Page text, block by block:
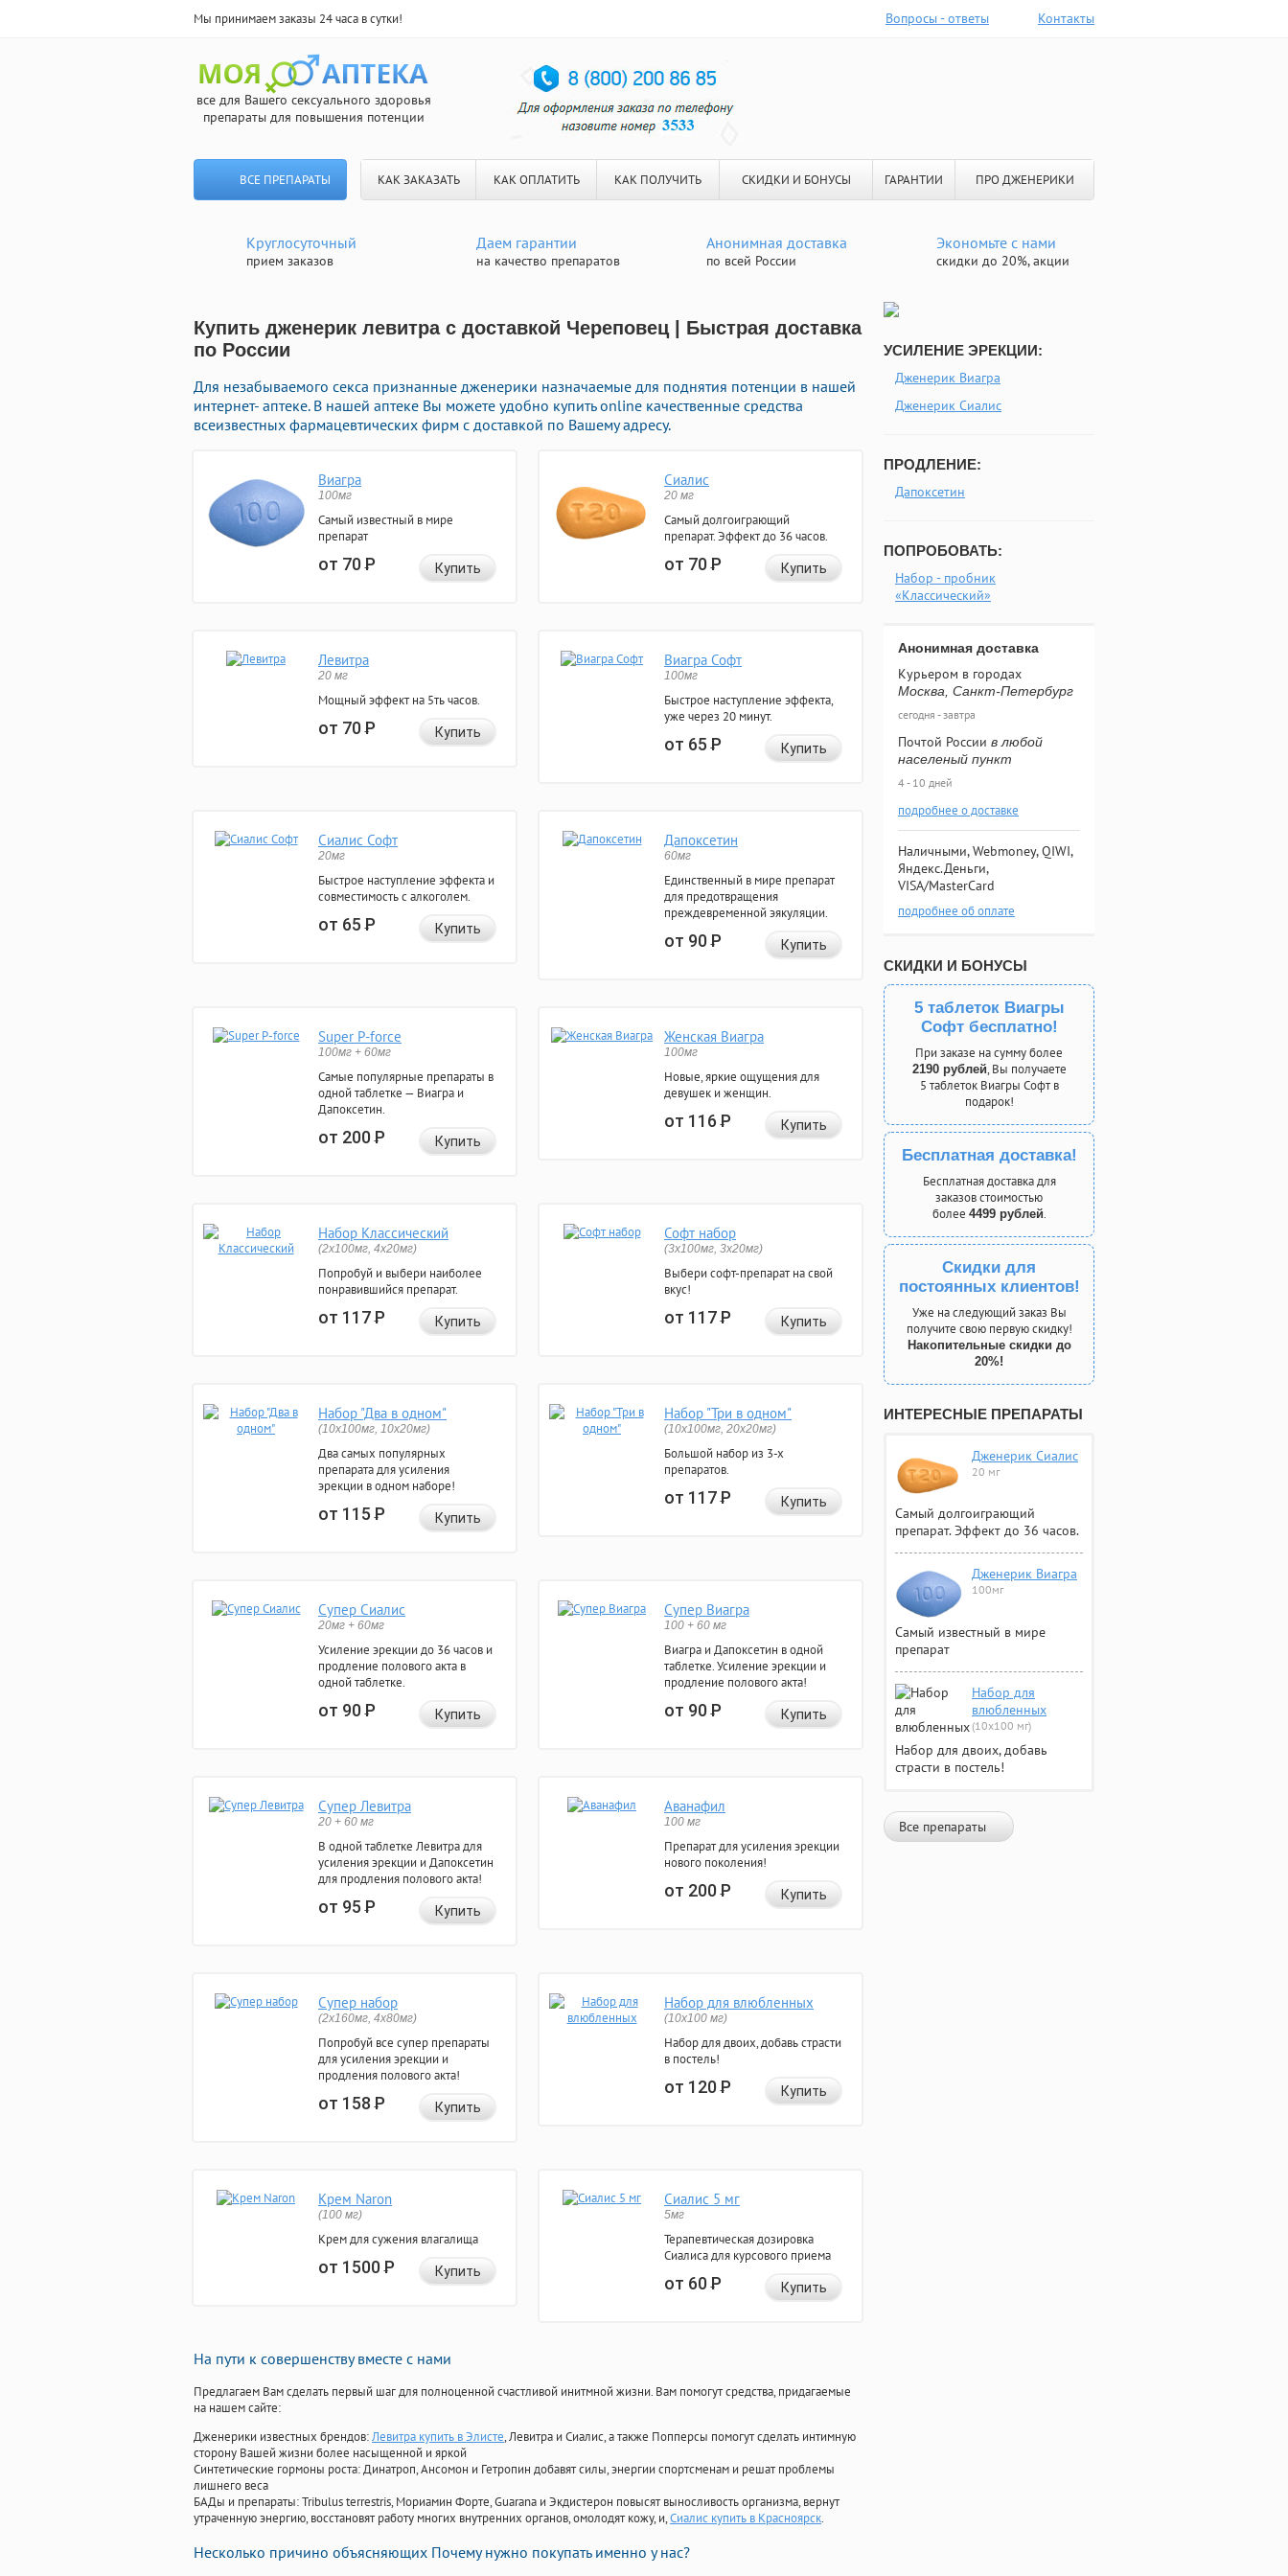
Мы принимаем заказы 24 часа в сутки! Вопросы - ответы Контакты
все для Вашего сексуального здоровья
препараты для повышения потенции
ВСЕ ПРЕПАРАТЫ КАК ЗАКАЗАТЬ КАК ОПЛАТИТЬ КАК ПОЛУЧИТЬ СКИДКИ И БОНУСЫ ГАРАНТИИ ПРО ДЖЕНЕРИКИ
Круглосуточный
прием заказов
Даем гарантии
на качество препаратов
Анонимная доставка
по всей России
Экономьте с нами
скидки до 20%, акции
Купить дженерик левитра с доставкой Череповец | Быстрая доставка
по России
Для незабываемого секса признанные дженерики назначаемые для поднятия потенции в нашей
интернет- аптеке. В нашей аптеке Вы можете удобно купить online качественные средства
всеизвестных фармацевтических фирм с доставкой по Вашему адресу.
Виагра
100мг
Самый известный в мире
препарат
от 70Р Купить
Сиалис
20 мг
Самый долгоиграющий
препарат. Эффект до 36 часов.
от 70Р Купить
Левитра
20 мг
Мощный эффект на 5ть часов.
от 70Р Купить
Виагра Софт
100мг
Быстрое наступление эффекта,
уже через 20 минут.
от 65Р Купить
Сиалис Софт
20мг
Быстрое наступление эффекта и
совместимость с алкоголем.
от 65Р Купить
Дапоксетин
60мг
Единственный в мире препарат
для предотвращения
преждевременной эякуляции.
от 90Р Купить
Super P-force
100мг + 60мг
Самые популярные препараты в
одной таблетке — Виагра и
Дапоксетин.
от 200Р Купить
Женская Виагра
100мг
Новые, яркие ощущения для
девушек и женщин.
от 116Р Купить
Набор Классический
(2x100мг, 4x20мг)
Попробуй и выбери наиболее
понравившийся препарат.
от 117Р Купить
Софт набор
(3x100мг, 3x20мг)
Выбери софт-препарат на свой
вкус!
от 117Р Купить
Набор "Два в одном"
(10x100мг, 10x20мг)
Два самых популярных
препарата для усиления
эрекции в одном наборе!
от 115Р Купить
Набор "Три в одном"
(10x100мг, 20x20мг)
Большой набор из 3-х
препаратов.
от 117Р Купить
Супер Сиалис
20мг + 60мг
Усиление эрекции до 36 часов и
продление полового акта в
одной таблетке.
от 90Р Купить
Супер Виагра
100 + 60 мг
Виагра и Дапоксетин в одной
таблетке. Усиление эрекции и
продление полового акта!
от 90Р Купить
Супер Левитра
20 + 60 мг
В одной таблетке Левитра для
усиления эрекции и Дапоксетин
для продления полового акта!
от 95Р Купить
Аванафил
100 мг
Препарат для усиления эрекции
нового поколения!
от 200Р Купить
Супер набор
(2х160мг, 4х80мг)
Попробуй все супер препараты
для усиления эрекции и
продления полового акта!
от 158Р Купить
Набор для влюбленных
(10х100 мг)
Набор для двоих, добавь страсти
в постель!
от 120Р Купить
Крем Naron
(100 мг)
Крем для сужения влагалища
от 1500Р Купить
Сиалис 5 мг
5мг
Терапевтическая дозировка
Сиалиса для курсового приема
от 60Р Купить
На пути к совершенству вместе с нами
Предлагаем Вам сделать первый шаг для полноценной счастливой инитмной жизни. Вам помогут средства, придагаемые
на нашем сайте:
Дженерики известных брендов:Левитра купить в Элисте, Левитра и Сиалис, а также Попперсы помогут сделать интимную
сторону Вашей жизни более насыщенной и яркой
Синтетические гормоны роста: Динатроп, Ансомон и Гетропин добавят силы, энергии спортсменам и решат проблемы
лишнего веса
БАДы и препараты:Tribulus terrestris, Мориамин Форте, Guarana и Экдистерон повысят выносливость организма, вернут
утраченную энергию, восстановят работу многих внутренних органов, омолодят кожу, и,Сиалис купить в Красноярск.
Несколько причино объясняющих Почему нужно покупать именно у нас?
УСИЛЕНИЕ ЭРЕКЦИИ:
Дженерик Виагра
Дженерик Сиалис
ПРОДЛЕНИЕ:
Дапоксетин
ПОПРОБОВАТЬ:
Набор - пробник
«Классический»
Анонимная доставка
Курьером в городах
Москва, Санкт-Петербург
сегодня - завтра
Почтой России в любой
населеный пункт
4 - 10 дней
подробнее о доставке
Наличными, Webmoney, QIWI,
Яндекс.Деньги,
VISA/MasterCard
подробнее об оплате
СКИДКИ И БОНУСЫ
5 таблеток Виагры
Софт бесплатно!
При заказе на сумму более
2190 рублей, Вы получаете
5 таблеток Виагры Софт в
подарок!
Бесплатная доставка!
Бесплатная доставка для
заказов стоимостью
более 4499 рублей.
Скидки для
постоянных клиентов!
Уже на следующий заказ Вы
получите свою первую скидку!
Накопительные скидки до
20%!
ИНТЕРЕСНЫЕ ПРЕПАРАТЫ
Дженерик Сиалис
20 мг
Самый долгоиграющий
препарат. Эффект до 36 часов.
Дженерик Виагра
100мг
Самый известный в мире
препарат
Набор для
влюбленных
(10х100 мг)
Набор для двоих, добавь
страсти в постель!
Все препараты